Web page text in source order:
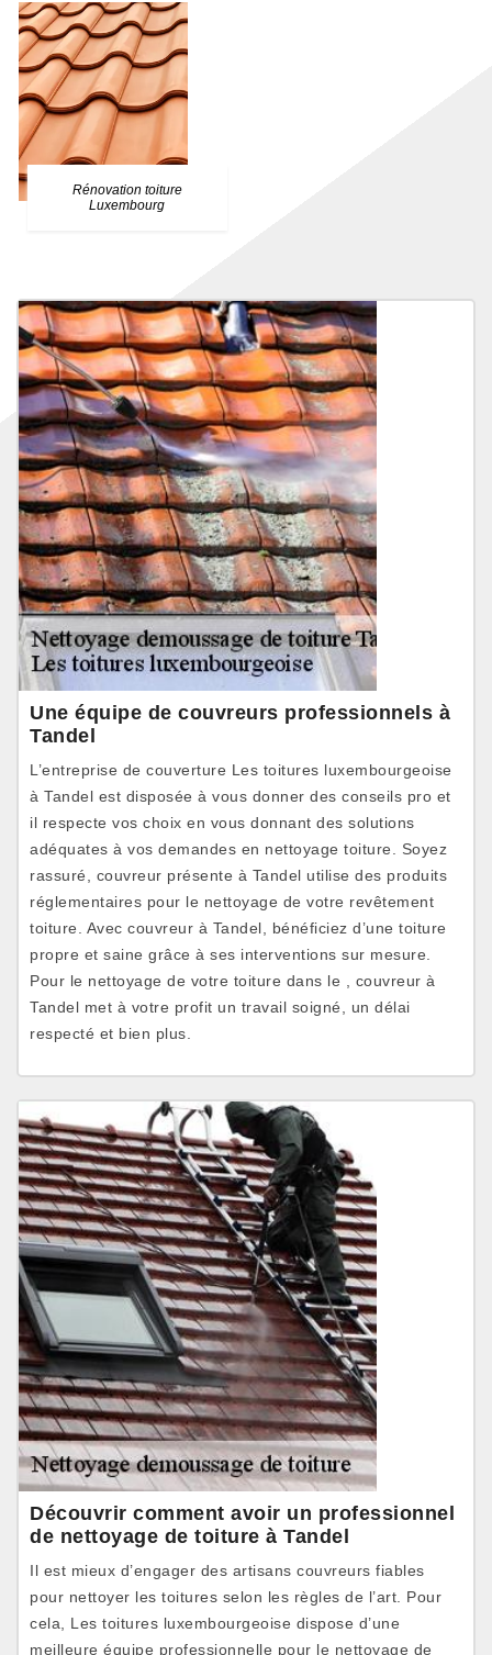
Rénovation toiture
Luxembourg
Une équipe de couvreurs professionnels à
Tandel
L’entreprise de couverture Les toitures luxembourgeoise
à Tandel est disposée à vous donner des conseils pro et
il respecte vos choix en vous donnant des solutions
adéquates à vos demandes en nettoyage toiture. Soyez
rassuré, couvreur présente à Tandel utilise des produits
réglementaires pour le nettoyage de votre revêtement
toiture. Avec couvreur à Tandel, bénéficiez d’une toiture
propre et saine grâce à ses interventions sur mesure.
Pour le nettoyage de votre toiture dans le , couvreur à
Tandel met à votre profit un travail soigné, un délai
respecté et bien plus.
Découvrir comment avoir un professionnel
de nettoyage de toiture à Tandel
Il est mieux d’engager des artisans couvreurs fiables
pour nettoyer les toitures selon les règles de l’art. Pour
cela, Les toitures luxembourgeoise dispose d’une
meilleure équipe professionnelle pour le nettoyage de